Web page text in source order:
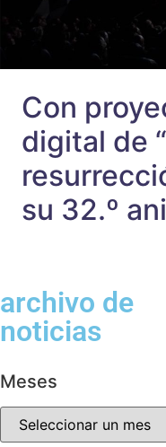
Con
digital de
su 32.º
archivo de
noticias
Meses